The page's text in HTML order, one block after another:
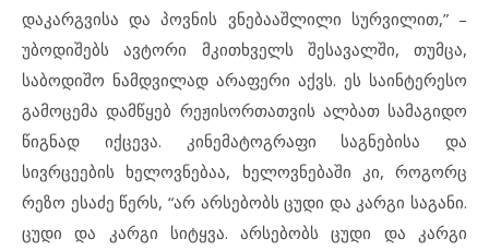
დაკარგვისა და პოვნის ვნებააშლილი სურვილით,” –
უბოდიშებს ავტორი მკითხველს შესავალში, თუმცა,
საბოდიშო ნამდვილად არაფერი აქვს. ეს საინტერესო
გამოცემა დამწყებ რეჟისორთათვის ალბათ სამაგიდო
წიგნად იქცევა. კინემატოგრაფი საგნებისა და
სივრცეების ხელოვნებაა, ხელოვნებაში კი, როგორც
რეზო ესაძე წერს, “არ არსებობს ცუდი და კარგი საგანი.
ცუდი და კარგი სიტყვა. არსებობს ცუდი და კარგი